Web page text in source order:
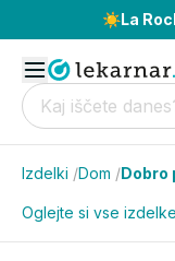
☀️La
Izdelki /Dom /Dobro
Oglejte si vse